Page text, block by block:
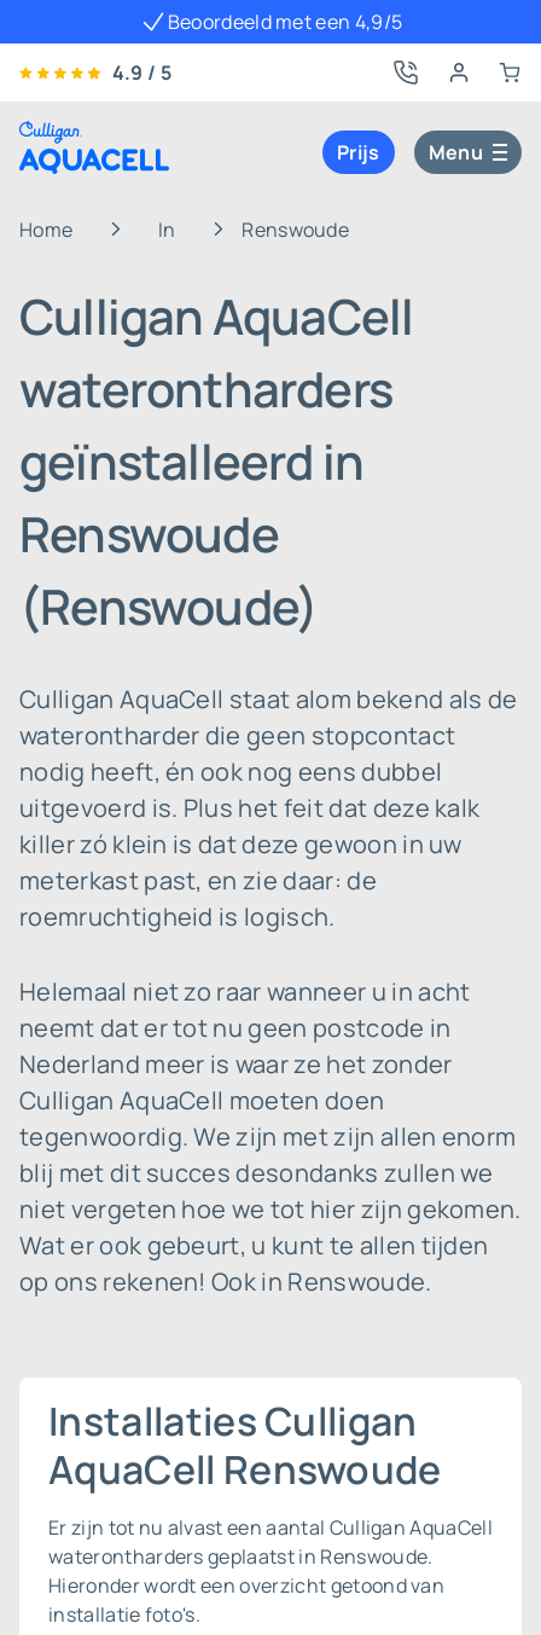
Beoordeeld met een 4,9/5
4.9 / 5
Prijs Menu
Home In Renswoude
Culligan AquaCell
waterontharders
geïnstalleerd in
Renswoude
(Renswoude)
Culligan AquaCell staat alom bekend als de
waterontharder die geen stopcontact
nodig heeft, én ook nog eens dubbel
uitgevoerd is. Plus het feit dat deze kalk
killer zó klein is dat deze gewoon in uw
meterkast past, en zie daar: de
roemruchtigheid is logisch.
Helemaal niet zo raar wanneer u in acht
neemt dat er tot nu geen postcode in
Nederland meer is waar ze het zonder
Culligan AquaCell moeten doen
tegenwoordig. We zijn met zijn allen enorm
blij met dit succes desondanks zullen we
niet vergeten hoe we tot hier zijn gekomen.
Wat er ook gebeurt, u kunt te allen tijden
op ons rekenen! Ook in Renswoude.
Installaties Culligan
AquaCell Renswoude
Er zijn tot nu alvast een aantal Culligan AquaCell
waterontharders geplaatst in Renswoude.
Hieronder wordt een overzicht getoond van
installatie foto's.